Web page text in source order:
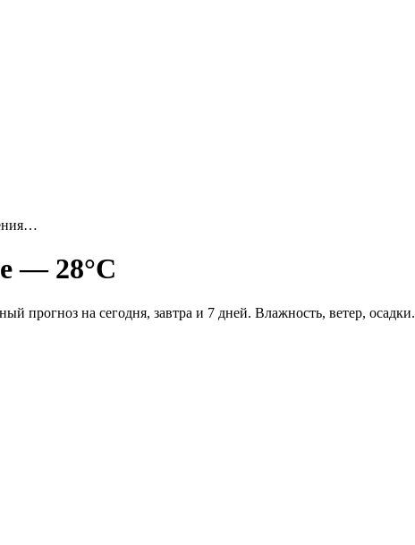
— 28°C
прогноз на сегодня, завтра и 7 дней. Влажность, ветер, осадки.